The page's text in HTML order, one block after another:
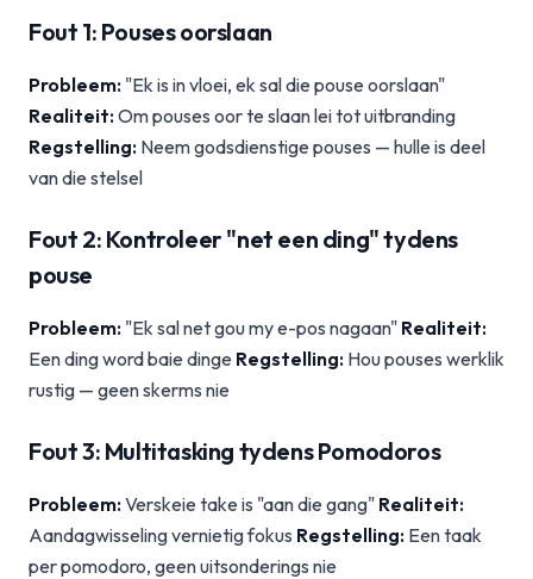
Fout 1: Pouses oorslaan
Probleem: "Ek is in vloei, ek sal die pouse oorslaan"
Realiteit:Om pouses oor te slaan lei tot uitbranding
Regstelling: Neem godsdienstige pouses — hulle is deel
van die stelsel
Fout 2: Kontroleer "net een ding" tydens
pouse
Probleem: "Ek sal net gou my e-pos nagaan" Realiteit:
Een ding word baie dinge Regstelling: Hou pouses werklik
rustig — geen skerms nie
Fout 3: Multitasking tydens Pomodoros
Probleem:Verskeie take is "aan die gang" Realiteit:
Aandagwisseling vernietig fokus Regstelling: Een taak
per pomodoro, geen uitsonderings nie